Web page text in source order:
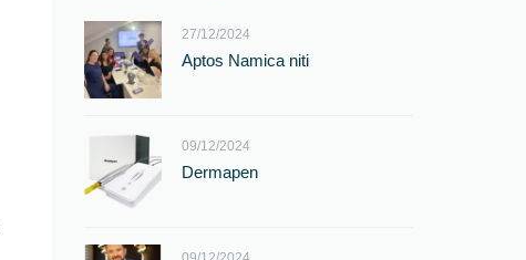
27/12/2024
Aptos Namica niti
09/12/2024
Dermapen